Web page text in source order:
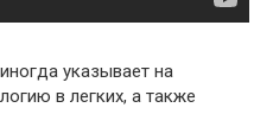
указывает на
в легких, а также